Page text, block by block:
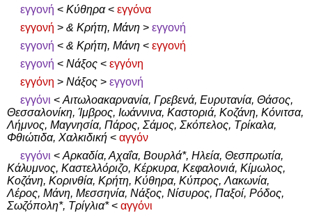
εγγονή < Κύθηρα< εγγόνα
εγγονή > & Κρήτη, Μάνη > εγγονή
εγγονή < & Κρήτη, Μάνη < εγγονή
εγγονή < Νάξος < εγγόνη
εγγόνη > Νάξος > εγγονή
εγγόνι <Αιτωλοακαρνανία, Γρεβενά, Ευρυτανία, Θάσος,
Θεσσαλονίκη, Ίμβρος, Ιωάννινα, Καστοριά, Κοζάνη, Κόνιτσα,
Λήμνος, Μαγνησία, Πάρος, Σάμος, Σκόπελος, Τρίκαλα,
Φθιώτιδα, Χαλκιδική < αγγόν
εγγόνι <Αρκαδία, Αχαΐα, Βουρλά*, Ηλεία, Θεσπρωτία,
Κάλυμνος, Καστελλόριζο, Κέρκυρα, Κεφαλονιά, Κίμωλος,
Κοζάνη, Κορινθία, Κρήτη, Κύθηρα, Κύπρος, Λακωνία,
Λέρος, Μάνη, Μεσσηνία, Νάξος, Νίσυρος, Παξοί, Ρόδος,
Σωζόπολη*, Τρίγλια*< αγγόνι